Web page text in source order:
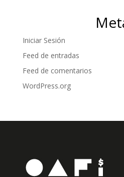
Iniciar Sesión
Feed de entradas
Feed de comentarios
WordPress.org